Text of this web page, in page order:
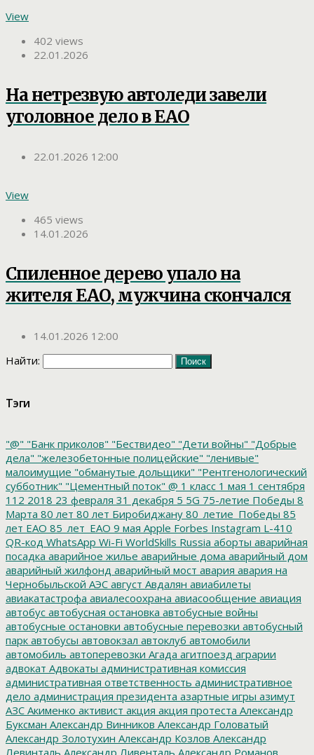
View
402 views
22.01.2026
На нетрезвую автоледи завели
уголовное дело в ЕАО
22.01.2026 12:00
View
465 views
14.01.2026
Спиленное дерево упало на
жителя ЕАО, мужчина скончался
14.01.2026 12:00
Найти:
Тэги
"@" "Банк приколов" "Бествидео" "Дети войны" "Добрые
дела" "железобетонные полицейские" "ленивые"
малоимущие "обманутые дольщики" "Рентгенологический
субботник" "Цементный поток" @ 1 класс 1 мая 1 сентября
112 2018 23 февраля 31 декабря 5 5G 75-летие Победы 8
Марта 80 лет 80 лет Биробиджану 80_летие_Победы 85
лет ЕАО 85_лет_ЕАО 9 мая Apple Forbes Instagram L-410
QR-код WhatsApp Wi-Fi WorldSkills Russia аборты аварийная
посадка аварийное жилье аварийные дома аварийный дом
аварийный жилфонд аварийный мост авария авария на
Чернобыльской АЭС август Авдалян авиабилеты
авиакатастрофа авиалесоохрана авиасообщение авиация
автобус автобусная остановка автобусные войны
автобусные остановки автобусные перевозки автобусный
парк автобусы автовокзал автоклуб автомобили
автомобиль автоперевозки Агада агитпоезд аграрии
адвокат Адвокаты административная комиссия
административная ответственность административное
дело администрация президента азартные игры азимут
АЗС Акименко активист акция акция протеста Александр
Буксман Александр Винников Александр Головатый
Александр Золотухин Александр Козлов Александр
Левинталь Александр Ливенталь Александр Романов